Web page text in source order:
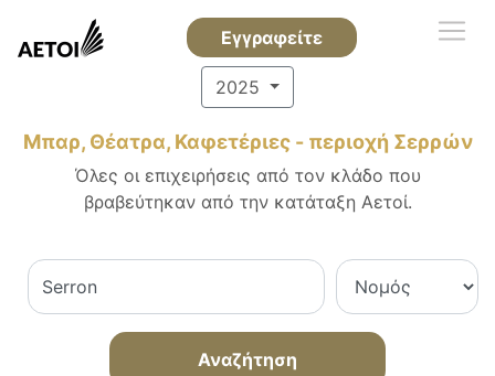
Εγγραφείτε
2025
Μπαρ, Θέατρα, Καφετέριες - περιοχή Σερρών
Όλες οι επιχειρήσεις από τον κλάδο που
βραβεύτηκαν από την κατάταξη Αετοί.
Αναζήτηση